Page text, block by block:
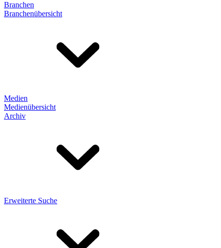
Branchen
Branchenübersicht
Medien
Medienübersicht
Archiv
Erweiterte Suche